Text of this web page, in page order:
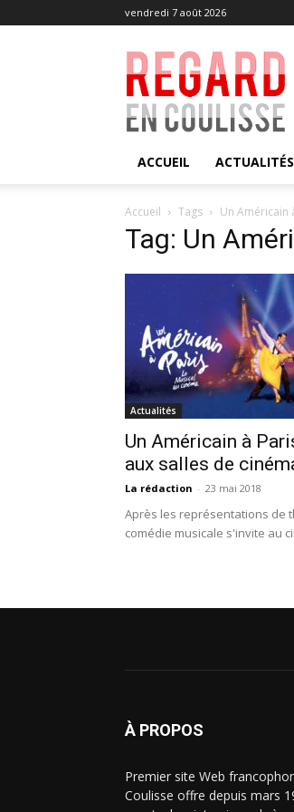
vendredi 7 août 2026
Regard
en
Coulisse
ACCUEIL ACTUALITÉS
Accueil Tags Un Américain
Tag: Un
Actualités
Un Américain à
aux salles de
La rédaction - 23 mai 2018
Après les représentations de
comédie musicale s'invite au
À PROPOS
Premier site Web
Coulisse offre depuis mars